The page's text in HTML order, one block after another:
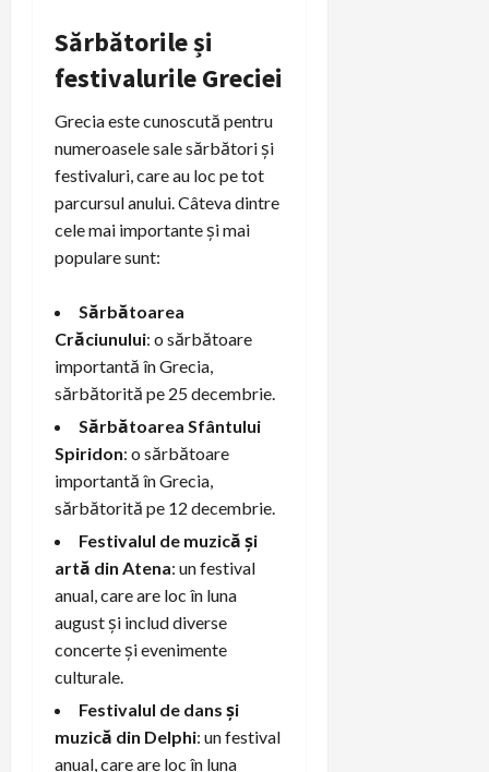
Sărbătorile și
festivalurile Greciei
Grecia este cunoscută pentru
numeroasele sale sărbători și
festivaluri, care au loc pe tot
parcursul anului. Câteva dintre
cele mai importante și mai
populare sunt:
Sărbătoarea
Crăciunului: o sărbătoare
importantă în Grecia,
sărbătorită pe 25 decembrie.
Sărbătoarea Sfântului
Spiridon: o sărbătoare
importantă în Grecia,
sărbătorită pe 12 decembrie.
Festivalul de muzică și
artă din Atena: un festival
anual, care are loc în luna
august și includ diverse
concerte și evenimente
culturale.
Festivalul de dans și
muzică din Delphi: un festival
anual, care are loc în luna